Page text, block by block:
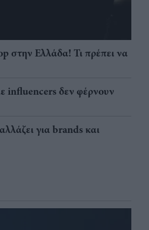
στην Ελλάδα! Τι πρέπει να
influencers δεν φέρνουν
για brands και